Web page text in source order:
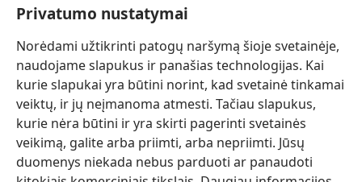
Privatumo nustatymai
Norėdami užtikrinti patogų naršymą šioje svetainėje,
naudojame slapukus ir panašias technologijas. Kai
kurie slapukai yra būtini norint, kad svetainė tinkamai
veiktų, ir jų neįmanoma atmesti. Tačiau slapukus,
kurie nėra būtini ir yra skirti pagerinti svetainės
veikimą, galite arba priimti, arba nepriimti. Jūsų
duomenys niekada nebus parduoti ar panaudoti
(atsiveria
naujas
langas)Sargybos bokšto INTERNETINĖ BIBLIOTEKA
(atsiveria
naujas
langas)JW Hub ®
(atsiveria
naujas
langas)JW Library
Watchtower Library